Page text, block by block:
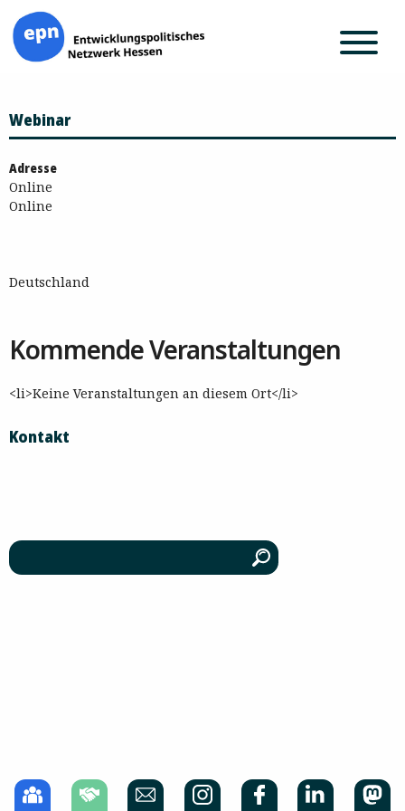
Inhalt
springen
Webinar
Adresse
Online
Online
Deutschland
Kommende Veranstaltungen
<li>Keine Veranstaltungen an diesem Ort</li>
Kontakt